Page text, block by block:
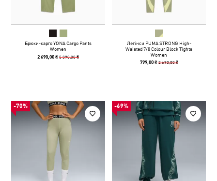
Брюки-карго YONA Cargo Pants
Women
2 690,00 ₴5 390,00 ₴
Легінси PUMA STRONG High-
Waisted 7/8 Colour Block Tights
Women
799,00 ₴ 2 690,00 ₴
-70% -69%